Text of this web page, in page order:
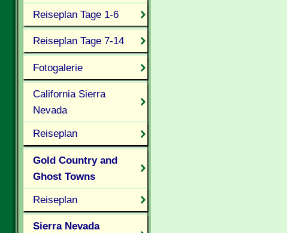
Reiseplan Tage 1-6
Reiseplan Tage 7-14
Fotogalerie
California Sierra
Nevada
Reiseplan
Gold Country and
Ghost Towns
Reiseplan
Sierra Nevada